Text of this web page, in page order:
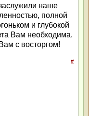
наше
полной
и глубокой
Вам необходима.
с восторгом!
#